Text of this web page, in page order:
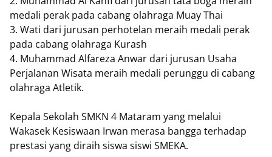
medali perak pada cabang olahraga Muay Thai
3. Wati dari jurusan perhotelan meraih medali perak
pada cabang olahraga Kurash
4. Muhammad Alfareza Anwar dari jurusan Usaha
Perjalanan Wisata meraih medali perunggu di cabang
olahraga Atletik.
Kepala Sekolah SMKN 4 Mataram yang melalui
Wakasek Kesiswaan Irwan merasa bangga terhadap
prestasi yang diraih siswa siswi SMEKA.